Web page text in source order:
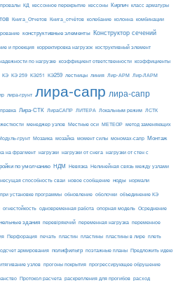
КД кессонное перекрытие кессоны Кирпич класс арматуры
Книга_Отчетов Книга_отчётов колебание колонна комбинации
конструктивные элементы Конструктор сечений
и проекция корректировка нагрузок коструктивный элемент
по нагрузке коэффициент ответственности коэффициенты
КЭ КЭ 259 КЭ251 КЭ259 лестницы линия Лир-АРМ Лир-ЛАРМ
лира-грунт лира-сапр лира-сапр
Лира-СТК ЛираСАПР ЛИТЕРА Локальным режим ЛСТК
менеджер узлов Местные оси МЕТЕОР метод заменяющих
грунт Мозаика мозайка момент силы мономах-сапр Монтаж
на фрагмент нагрузки нагрузки от снега нагрузки от стен с
по умолчанию НДМ Невязка Нелинейная связь между узлами
несущая способность сваи новое сообщение ноды нормали
установке программы обновление оболочки объединение КЭ
огнестойкость одновременная работа опорная модель Осреднение
здания перевіряючий переменная нагрузка переменное
Перфорация печать пластин пластины пластины в лире плеть
армирования полифильтр поэтажные планы Предложить идею
узлов прогоны покрытия прогрессирующее обрушение
Протокол расчета раскрепления для прогибов расход